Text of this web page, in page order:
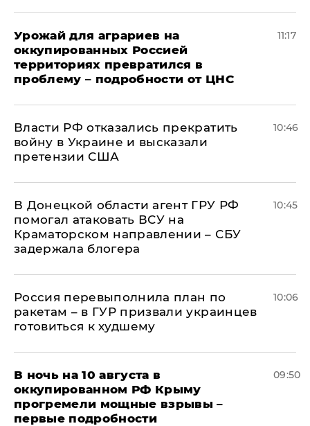
Урожай для аграриев на
оккупированных Россией
территориях превратился в
проблему – подробности от ЦНС
11:17
Власти РФ отказались прекратить
войну в Украине и высказали
претензии США
10:46
В Донецкой области агент ГРУ РФ
помогал атаковать ВСУ на
Краматорском направлении – СБУ
задержала блогера
10:45
Россия перевыполнила план по
ракетам – в ГУР призвали украинцев
готовиться к худшему
10:06
В ночь на 10 августа в
оккупированном РФ Крыму
прогремели мощные взрывы –
первые подробности
09:50